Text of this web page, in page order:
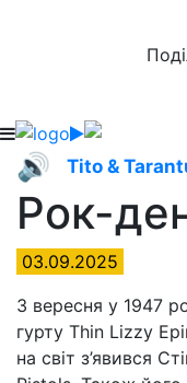
🔊 Tito &
Рок-
03.09.2025
3 вересня у 1947
гурту Thin Lizzy
на світ з’явився